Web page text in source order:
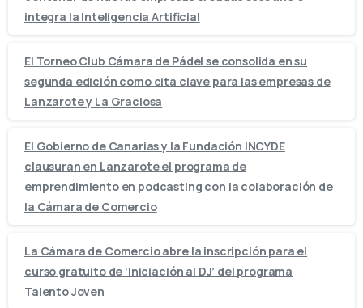
integra la Inteligencia Artificial
El Torneo Club Cámara de Pádel se consolida en su
segunda edición como cita clave para las empresas de
Lanzarote y La Graciosa
El Gobierno de Canarias y la Fundación INCYDE
clausuran en Lanzarote el programa de
emprendimiento en podcasting con la colaboración de
la Cámara de Comercio
La Cámara de Comercio abre la inscripción para el
curso gratuito de ‘Iniciación al DJ’ del programa
Talento Joven